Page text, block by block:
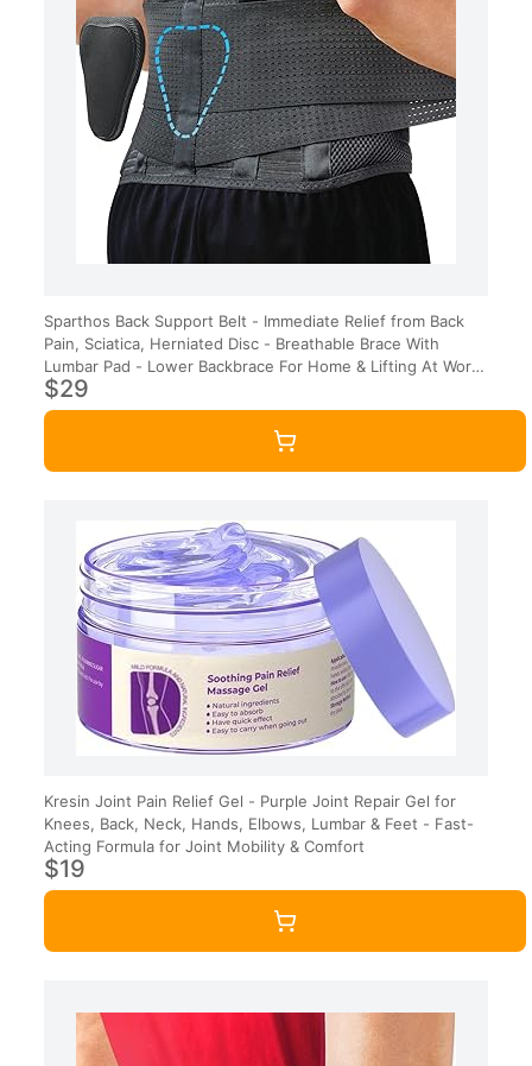
Sparthos Back Support Belt - Immediate Relief from Back
Pain, Sciatica, Herniated Disc - Breathable Brace With
Lumbar Pad - Lower Backbrace For Home & Lifting At Work
- For Men & Women - (Small)
$29
Kresin Joint Pain Relief Gel - Purple Joint Repair Gel for
Knees, Back, Neck, Hands, Elbows, Lumbar & Feet - Fast-
Acting Formula for Joint Mobility & Comfort
$19